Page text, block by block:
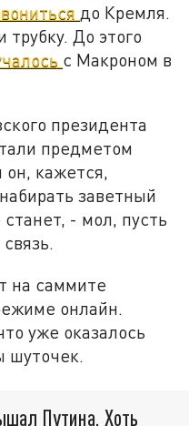
до Кремля.
До этого
с Макроном в
президента
предметом
он, кажется,
заветный
- мол, пусть
на саммите
онлайн.
уже оказалось
шуточек.
Путина. Хоть